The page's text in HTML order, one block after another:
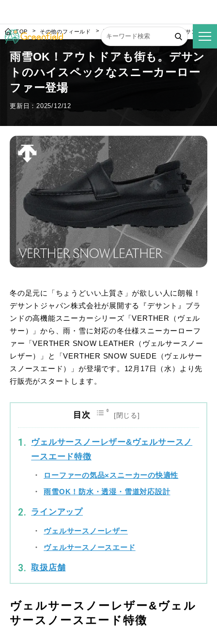
TOP その他のフィールド 雨雪OK！アウトドアも街も。デサントの
雨雪OK！アウトドアも街も。デサン
トのハイスペックなスニーカーロー
ファー登場
更新日：2025/12/12
冬の足元に「ちょうどいい上質さ」が欲しい人に朗報！
デサントジャパン株式会社が展開する『デサント』ブラ
ンドの高機能スニーカーシリーズ「VERTHER（ヴェル
サー）」から、雨・雪に対応の冬仕様スニーカーローフ
ァー「VERTHER SNOW LEATHER（ヴェルサースノー
レザー）」と「VERTHER SNOW SUEDE（ヴェルサー
スノースエード）」が登場です。12月17日（水）より先
行販売がスタートします。
目次
ヴェルサースノーレザー&ヴェルサースノ
ースエード特徴
ローファーの気品×スニーカーの快適性
雨雪OK！防水・透湿・雪道対応設計
ラインアップ
ヴェルサースノーレザー
ヴェルサースノースエード
取扱店舗
ヴェルサースノーレザー&ヴェル
サースノースエード特徴